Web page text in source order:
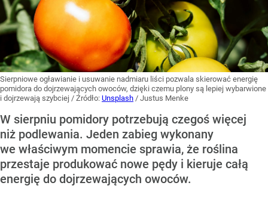
Sierpniowe ogławianie i usuwanie nadmiaru liści pozwala skierować energię
pomidora do dojrzewających owoców, dzięki czemu plony są lepiej wybarwione
i dojrzewają szybciej / Źródło: Unsplash / Justus Menke
W sierpniu pomidory potrzebują czegoś więcej
niż podlewania. Jeden zabieg wykonany
we właściwym momencie sprawia, że roślina
przestaje produkować nowe pędy i kieruje całą
energię do dojrzewających owoców.